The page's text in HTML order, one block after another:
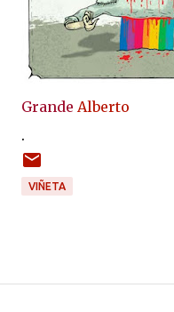
Grande Alberto
.
VIÑETA